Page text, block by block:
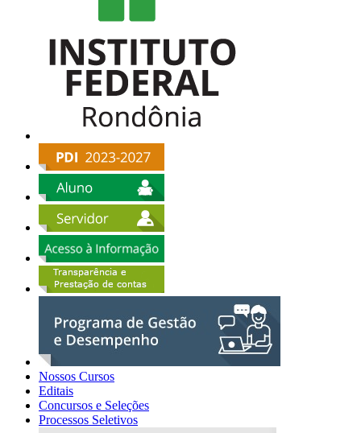
Nossos Cursos
Editais
Concursos e Seleções
Processos Seletivos